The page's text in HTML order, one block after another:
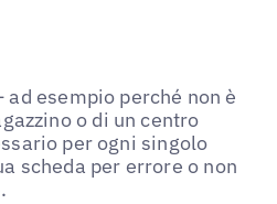
esempio perché non è
o di un centro
per ogni singolo
scheda per errore o non